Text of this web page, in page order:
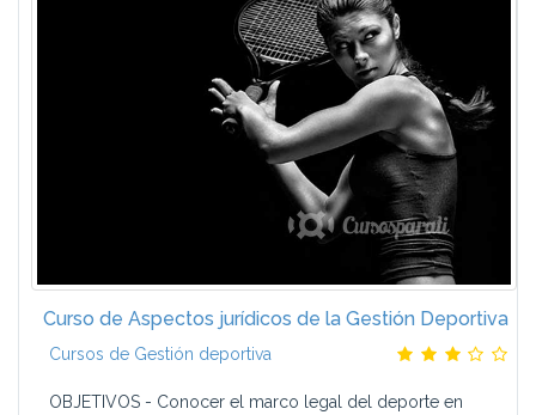
Curso de Aspectos jurídicos de la Gestión Deportiva
Cursos de Gestión deportiva
OBJETIVOS - Conocer el marco legal del deporte en